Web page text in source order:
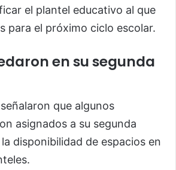
el plantel educativo al que
para el próximo ciclo escolar.
en su segunda
que algunos
asignados a su segunda
disponibilidad de espacios en